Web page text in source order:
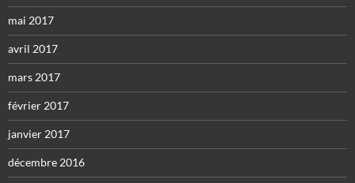
mai 2017
avril 2017
mars 2017
février 2017
janvier 2017
décembre 2016